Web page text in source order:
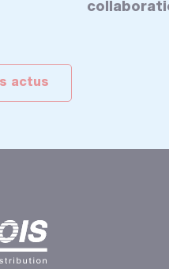
actus